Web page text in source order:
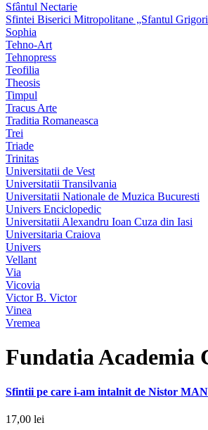
Sfântul Nectarie
Sfintei Biserici Mitropolitane „Sfantul
Sophia
Tehno-Art
Tehnopress
Teofilia
Theosis
Timpul
Tracus Arte
Traditia Romaneasca
Trei
Triade
Trinitas
Universitatii de Vest
Universitatii Transilvania
Universitatii Nationale de Muzica Bucuresti
Univers Enciclopedic
Universitatii Alexandru Ioan Cuza din Iasi
Universitaria Craiova
Univers
Vellant
Via
Vicovia
Victor B. Victor
Vinea
Vremea
Fundatia Academia
Sfintii pe care i-am intalnit de Nistor MAN
17,00 lei